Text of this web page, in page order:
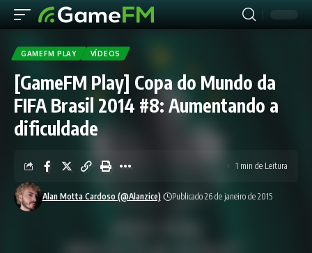
GAMEFM PLAY VÍDEOS
[GameFM Play] Copa do Mundo da
FIFA Brasil 2014 #8: Aumentando a
dificuldade
Alan Motta Cardoso (@Alanzice) Publicado 26 de janeiro de 2015
1 min de Leitura